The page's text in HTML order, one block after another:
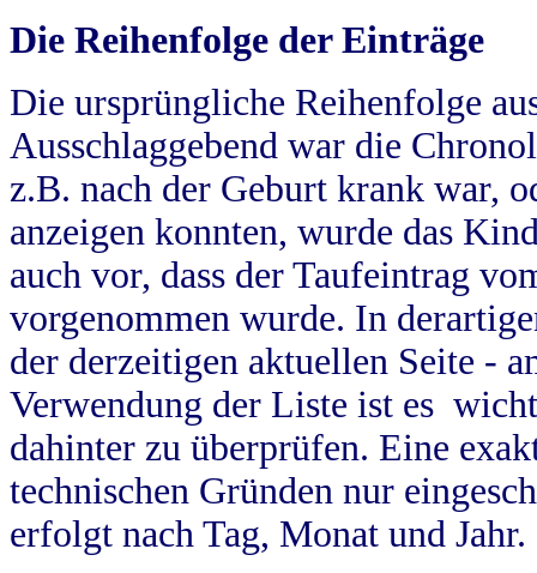
Die Reihenfolge der Einträge
Die ursprüngliche Reihenfolge
Ausschlaggebend war die
z.B. nach der Geburt krank war,
anzeigen konnten, wurde das
auch vor, dass der Taufeintrag
vorgenommen wurde. In
der derzeitigen aktuellen Seite -
Verwendung der Liste ist es
dahinter zu überprüfen. Eine
technischen Gründen nur
erfolgt nach Tag, Monat und Jahr.